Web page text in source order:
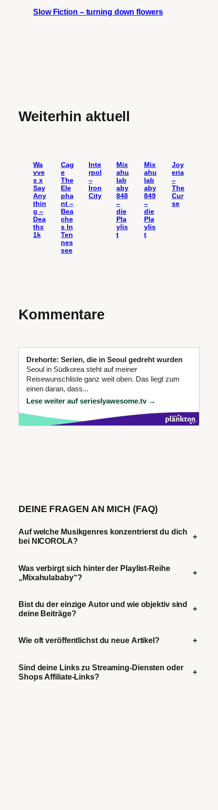
Slow Fiction – turning down flowers
Weiterhin aktuell
Wa
vve
s x
Say
Any
thin
g –
Dea
thx
1k
Cag
e
The
Ele
pha
nt –
Bea
che
s In
Ten
nes
see
Inte
rpol
–
Iron
City
Mix
ahu
lab
aby
848
–
die
Pla
ylis
t
Mix
ahu
lab
aby
849
–
die
Pla
ylis
t
Joy
eria
–
The
Cur
se
Kommentare
Drehorte: Serien, die in Seoul gedreht wurden
Seoul in Südkorea steht auf meiner
Reisewunschliste ganz weit oben. Das liegt zum
einen daran, dass...
Lese weiter auf serieslyawesome.tv →
DEINE FRAGEN AN MICH (FAQ)
Auf welche Musikgenres konzentrierst du dich
bei NICOROLA?
+
Was verbirgt sich hinter der Playlist-Reihe
„Mixahulababy“?
+
Bist du der einzige Autor und wie objektiv sind
deine Beiträge?
+
Wie oft veröffentlichst du neue Artikel? +
Sind deine Links zu Streaming-Diensten oder
Shops Affiliate-Links?
+